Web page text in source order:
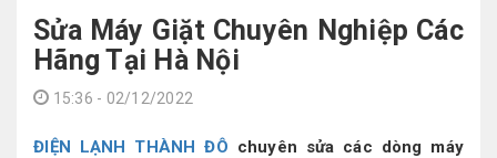
Sửa Máy Giặt Chuyên Nghiệp Các
Hãng Tại Hà Nội
15:36 - 02/12/2022
ĐIỆN LẠNH THÀNH ĐÔ chuyên sửa các dòng máy